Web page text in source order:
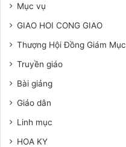
Mục vụ
GIAO HOI CONG GIAO
Thượng Hội Đồng Giám Mục
Truyền giáo
Bài giảng
Giáo dân
Linh mục
HOA KY